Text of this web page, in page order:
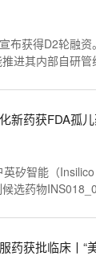
布获得D2轮融资
进其内部自研
管线。所募集
进一步开发其端
全自动化的智能
的建设；及支持
新药获FDA孤儿
矽智能（
选药物
球首创潜力的小
药获批临床丨“